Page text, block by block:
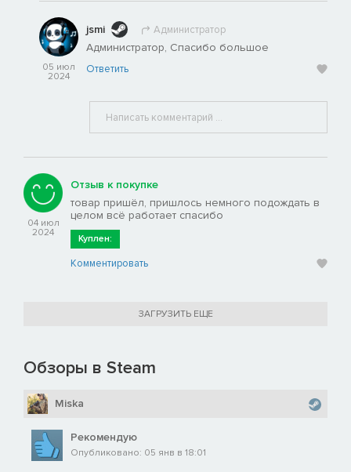
05 июл
2024
jsmi Администратор
Администратор, Спасибо большое
Ответить
04 июл
2024
Отзыв к покупке
товар пришёл, пришлось немного подождать в
целом всё работает спасибо
Куплен:
Комментировать
ЗАГРУЗИТЬ ЕЩЕ
Обзоры в Steam
Miska
Рекомендую
Опубликовано: 05 янв в 18:01